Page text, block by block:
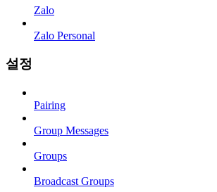
Zalo
Zalo Personal
설정
Pairing
Group Messages
Groups
Broadcast Groups